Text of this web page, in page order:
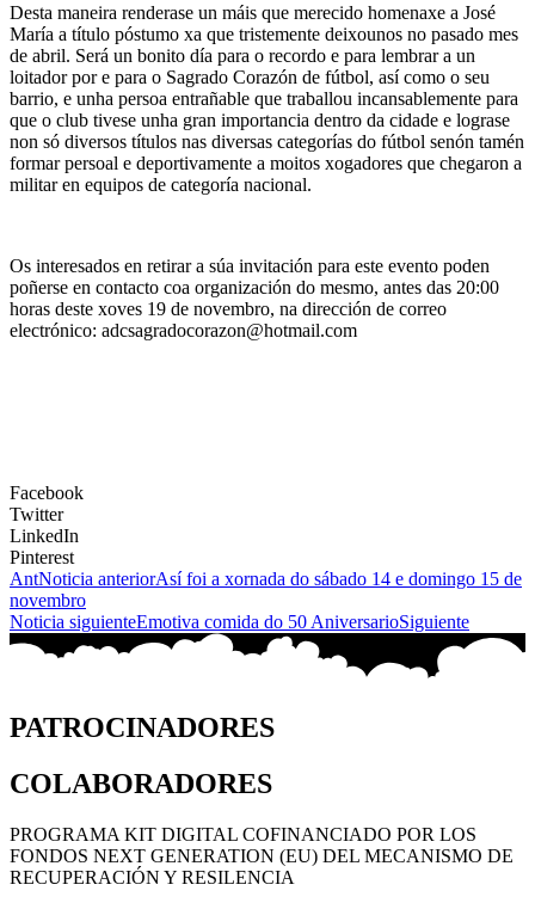
Desta maneira renderase un máis que merecido homenaxe a José
María a título póstumo xa que tristemente deixounos no pasado mes
de abril. Será un bonito día para o recordo e para lembrar a un
loitador por e para o Sagrado Corazón de fútbol, así como o seu
barrio, e unha persoa entrañable que traballou incansablemente para
que o club tivese unha gran importancia dentro da cidade e lograse
non só diversos títulos nas diversas categorías do fútbol senón tamén
formar persoal e deportivamente a moitos xogadores que chegaron a
militar en equipos de categoría nacional.
Os interesados en retirar a súa invitación para este evento poden
poñerse en contacto coa organización do mesmo, antes das 20:00
horas deste xoves 19 de novembro, na dirección de correo
electrónico: adcsagradocorazon@hotmail.com
Facebook
Twitter
LinkedIn
Pinterest
AntNoticia anteriorAsí foi a xornada do sábado 14 e domingo 15 de
novembro
Noticia siguienteEmotiva comida do 50 AniversarioSiguiente
PATROCINADORES
COLABORADORES
PROGRAMA KIT DIGITAL COFINANCIADO POR LOS
FONDOS NEXT GENERATION (EU) DEL MECANISMO DE
RECUPERACIÓN Y RESILENCIA